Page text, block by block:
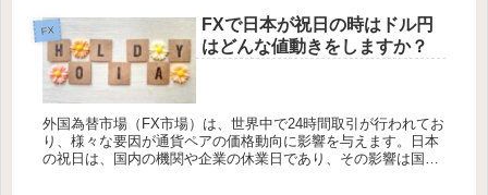
FX
FXで日本が祝日の時はドル円
はどんな値動きをしますか？
外国為替市場（FX市場）は、世界中で24時間取引が行われてお
り、様々な要因が通貨ペアの価格動向に影響を与えます。日本
の祝日は、国内の機関や企業の休業日であり、その影響は国内